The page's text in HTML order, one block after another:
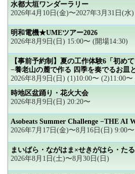
水都大垣ワンダーラリー
2026年4月10日(金)〜2027年3月31日(水)
明和電機★UMEツアー2026
2026年8月9日(日) 15:00〜 (開場14:30)
【事前予約制】夏の工作体験6「初め
−養老山の麓で作る 四季を奏でるお皿
2026年8月9日(日) (1)10:00〜 (2)11:00
時地区盆踊り・花火大会
2026年8月9日(日) 20:20〜
Asobeats Summer Challenge −THE AI
2026年7月17日(金)〜8月16日(日) 9:00
まいばら・ながはま×せきがはら・た
2026年8月1日(土)〜8月30日(日)